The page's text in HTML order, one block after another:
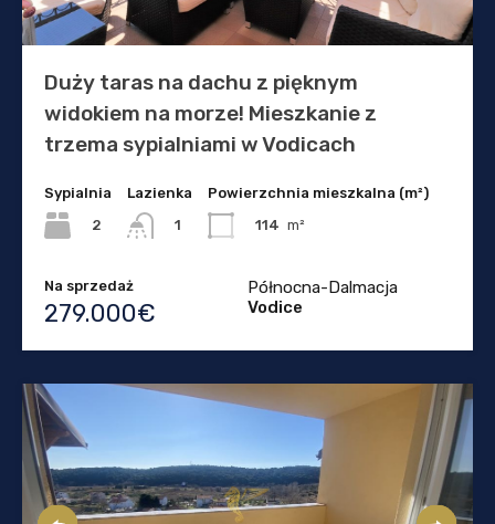
Duży taras na dachu z pięknym
widokiem na morze! Mieszkanie z
trzema sypialniami w Vodicach
Sypialnia
2
Lazienka
1
Powierzchnia mieszkalna (m²)
114 m²
Na sprzedaż
279.000€
Północna-Dalmacja
Vodice